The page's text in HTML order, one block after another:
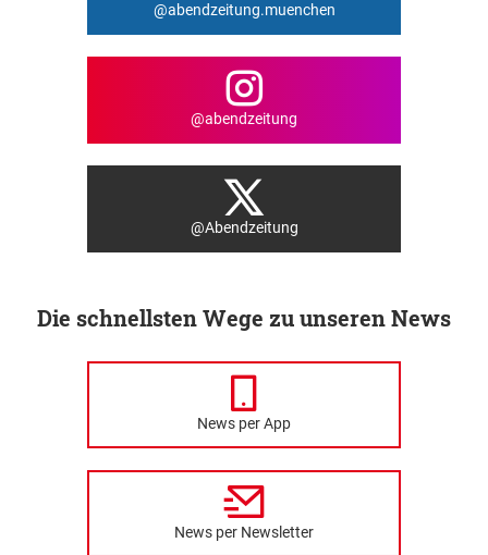
@abendzeitung.muenchen
@abendzeitung
@Abendzeitung
Die schnellsten Wege zu unseren News
News per App
News per Newsletter